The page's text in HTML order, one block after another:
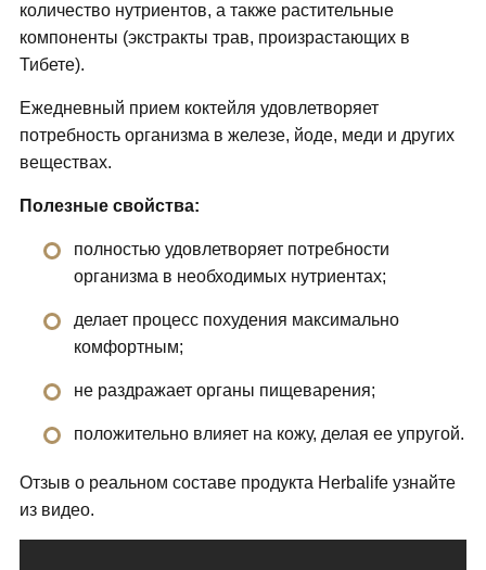
количество нутриентов, а также растительные
компоненты (экстракты трав, произрастающих в
Тибете).
Ежедневный прием коктейля удовлетворяет
потребность организма в железе, йоде, меди и других
веществах.
Полезные свойства:
полностью удовлетворяет потребности
организма в необходимых нутриентах;
делает процесс похудения максимально
комфортным;
не раздражает органы пищеварения;
положительно влияет на кожу, делая ее упругой.
Отзыв о реальном составе продукта Herbalife узнайте
из видео.